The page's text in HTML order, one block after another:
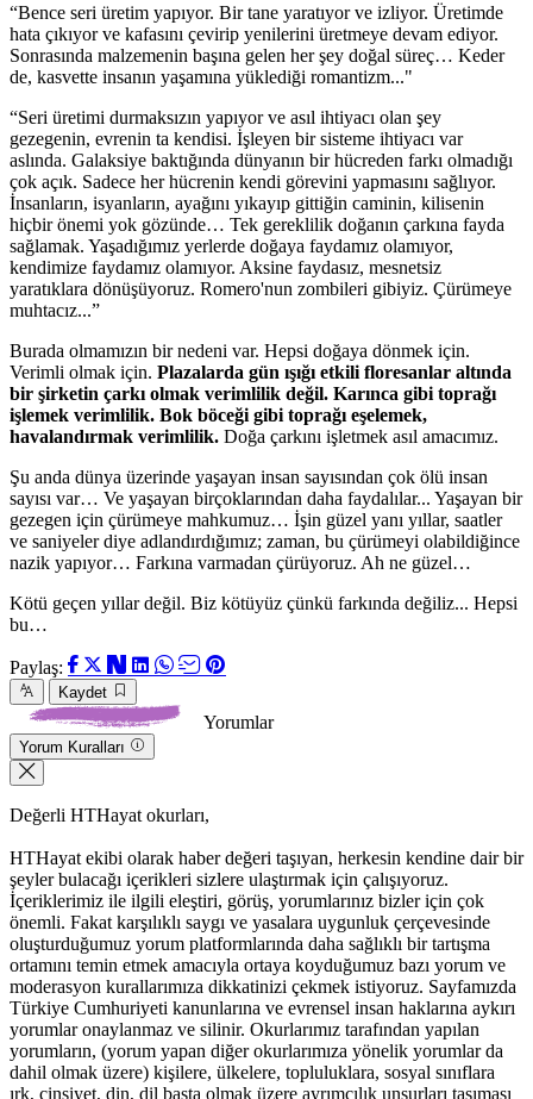
“Bence seri üretim yapıyor. Bir tane yaratıyor ve izliyor. Üretimde
hata çıkıyor ve kafasını çevirip yenilerini üretmeye devam ediyor.
Sonrasında malzemenin başına gelen her şey doğal süreç… Keder
de, kasvette insanın yaşamına yüklediği romantizm..."
“Seri üretimi durmaksızın yapıyor ve asıl ihtiyacı olan şey
gezegenin, evrenin ta kendisi. İşleyen bir sisteme ihtiyacı var
aslında. Galaksiye baktığında dünyanın bir hücreden farkı olmadığı
çok açık. Sadece her hücrenin kendi görevini yapmasını sağlıyor.
İnsanların, isyanların, ayağını yıkayıp gittiğin caminin, kilisenin
hiçbir önemi yok gözünde… Tek gereklilik doğanın çarkına fayda
sağlamak. Yaşadığımız yerlerde doğaya faydamız olamıyor,
kendimize faydamız olamıyor. Aksine faydasız, mesnetsiz
yaratıklara dönüşüyoruz. Romero'nun zombileri gibiyiz. Çürümeye
muhtacız...”
Burada olmamızın bir nedeni var. Hepsi doğaya dönmek için.
Verimli olmak için. Plazalarda gün ışığı etkili floresanlar altında
bir şirketin çarkı olmak verimlilik değil. Karınca gibi toprağı
işlemek verimlilik. Bok böceği gibi toprağı eşelemek,
havalandırmak verimlilik. Doğa çarkını işletmek asıl amacımız.
Şu anda dünya üzerinde yaşayan insan sayısından çok ölü insan
sayısı var… Ve yaşayan birçoklarından daha faydalılar... Yaşayan bir
gezegen için çürümeye mahkumuz… İşin güzel yanı yıllar, saatler
ve saniyeler diye adlandırdığımız; zaman, bu çürümeyi olabildiğince
nazik yapıyor… Farkına varmadan çürüyoruz. Ah ne güzel…
Kötü geçen yıllar değil. Biz kötüyüz çünkü farkında değiliz... Hepsi
bu…
Paylaş:
Kaydet
Yorumlar
Yorum Kuralları
Değerli HTHayat okurları,
HTHayat ekibi olarak haber değeri taşıyan, herkesin kendine dair bir
şeyler bulacağı içerikleri sizlere ulaştırmak için çalışıyoruz.
İçeriklerimiz ile ilgili eleştiri, görüş, yorumlarınız bizler için çok
önemli. Fakat karşılıklı saygı ve yasalara uygunluk çerçevesinde
oluşturduğumuz yorum platformlarında daha sağlıklı bir tartışma
ortamını temin etmek amacıyla ortaya koyduğumuz bazı yorum ve
moderasyon kurallarımıza dikkatinizi çekmek istiyoruz. Sayfamızda
Türkiye Cumhuriyeti kanunlarına ve evrensel insan haklarına aykırı
yorumlar onaylanmaz ve silinir. Okurlarımız tarafından yapılan
yorumların, (yorum yapan diğer okurlarımıza yönelik yorumlar da
dahil olmak üzere) kişilere, ülkelere, topluluklara, sosyal sınıflara
ırk, cinsiyet, din, dil başta olmak üzere ayrımcılık unsurları taşıması